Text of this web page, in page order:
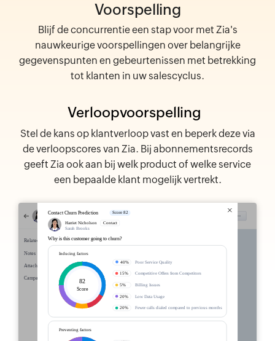
Voorspelling
Blijf de concurrentie een stap voor met Zia's
nauwkeurige voorspellingen over belangrijke
gegevenspunten en gebeurtenissen met betrekking
tot klanten in uw salescyclus.
Verloopvoorspelling
Stel de kans op klantverloop vast en beperk deze via
de verloopscores van Zia. Bij abonnementsrecords
geeft Zia ook aan bij welk product of welke service
een bepaalde klant mogelijk vertrekt.